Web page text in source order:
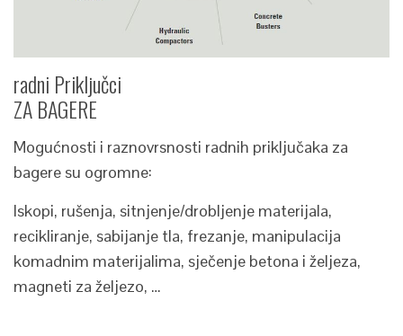
radni Priključci
ZA BAGERE
Mogućnosti i raznovrsnosti radnih priključaka za
bagere su ogromne:
Iskopi, rušenja, sitnjenje/drobljenje materijala,
recikliranje, sabijanje tla, frezanje, manipulacija
komadnim materijalima, sječenje betona i željeza,
magneti za željezo, …